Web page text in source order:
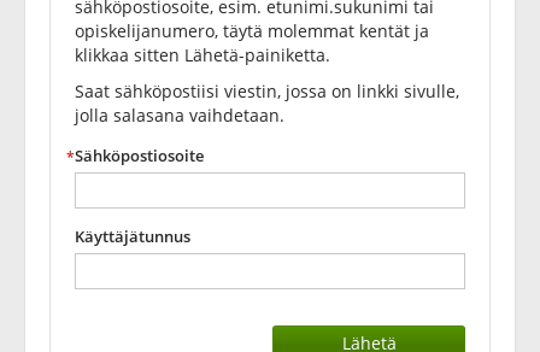
sähköpostiosoite, esim. etunimi.sukunimi tai
opiskelijanumero, täytä molemmat kentät ja
klikkaa sitten Lähetä-painiketta.
Saat sähköpostiisi viestin, jossa on linkki sivulle,
jolla salasana vaihdetaan.
Sähköpostiosoite
Käyttäjätunnus